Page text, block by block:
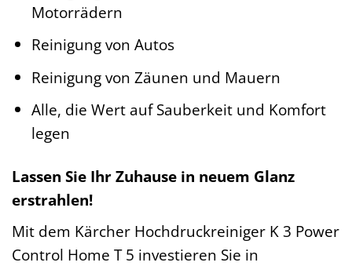
Motorrädern
Reinigung von Autos
Reinigung von Zäunen und Mauern
Alle, die Wert auf Sauberkeit und Komfort
legen
Lassen Sie Ihr Zuhause in neuem Glanz
erstrahlen!
Mit dem Kärcher Hochdruckreiniger K 3 Power
Control Home T 5 investieren Sie in